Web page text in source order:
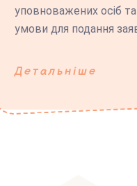
уповноважених осіб та
умови для подання
Детальніше